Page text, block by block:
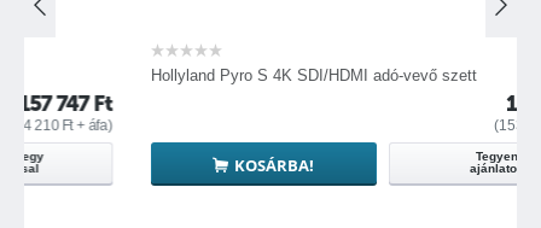
Ft
áfa)
Hollyland Pyro S 4K SDI/HDMI adó-vevő szett
Ft
+ áfa)
KOSÁRBA!